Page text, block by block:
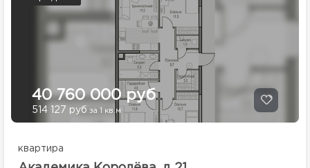
40 760 000 руб
514 127 руб за 1 кв.м.
квартира